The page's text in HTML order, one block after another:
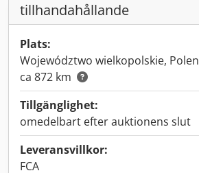
tillhandahållande
Plats:
Województwo wielkopolskie, Polen
ca 872 km
Tillgänglighet:
omedelbart efter auktionens slut
Leveransvillkor:
FCA